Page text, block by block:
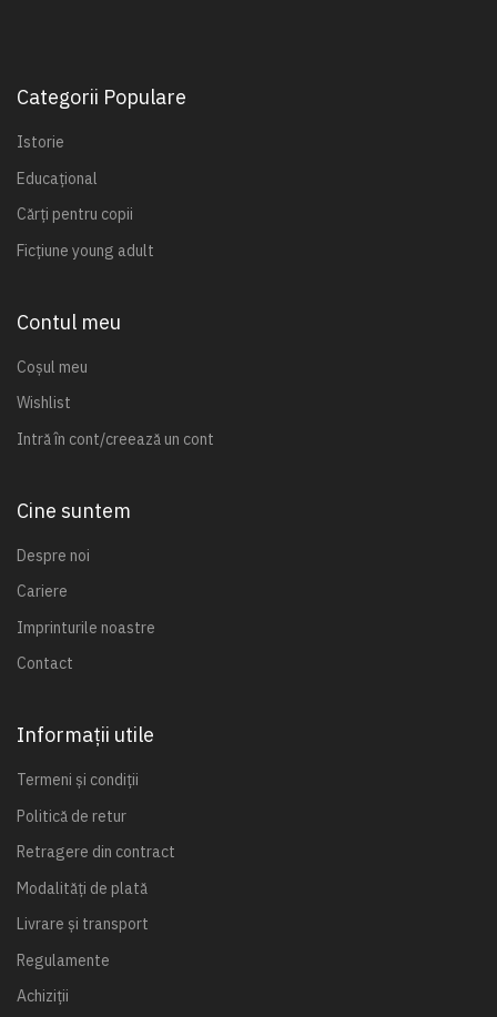
Categorii Populare
Istorie
Educațional
Cărți pentru copii
Ficțiune young adult
Contul meu
Coșul meu
Wishlist
Intră în cont/creează un cont
Cine suntem
Despre noi
Cariere
Imprinturile noastre
Contact
Informații utile
Termeni și condiții
Politică de retur
Retragere din contract
Modalități de plată
Livrare și transport
Regulamente
Achiziții